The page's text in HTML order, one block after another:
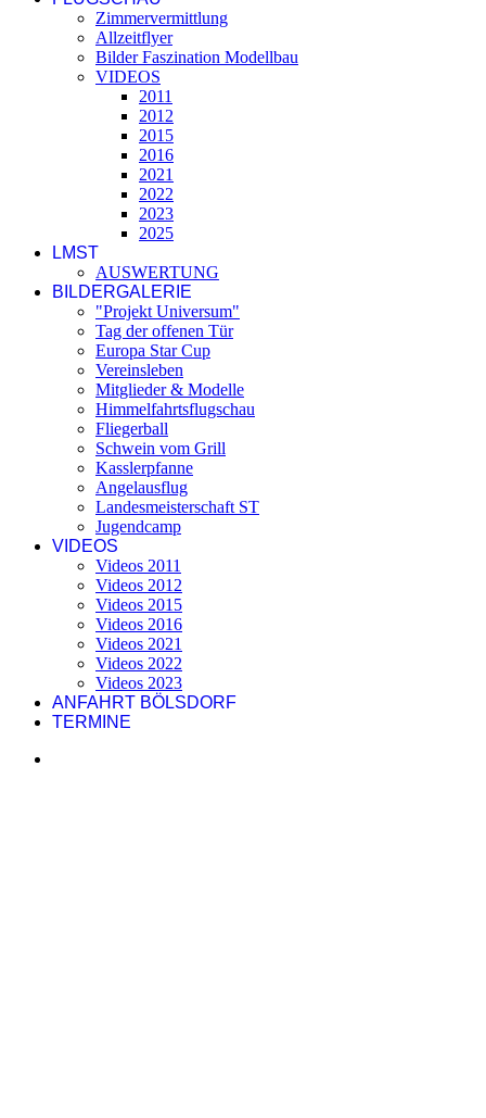
Zimmervermittlung
Allzeitflyer
Bilder Faszination Modellbau
VIDEOS
2011
2012
2015
2016
2021
2022
2023
2025
LMST
AUSWERTUNG
BILDERGALERIE
"Projekt Universum"
Tag der offenen Tür
Europa Star Cup
Vereinsleben
Mitglieder & Modelle
Himmelfahrtsflugschau
Fliegerball
Schwein vom Grill
Kasslerpfanne
Angelausflug
Landesmeisterschaft ST
Jugendcamp
VIDEOS
Videos 2011
Videos 2012
Videos 2015
Videos 2016
Videos 2021
Videos 2022
Videos 2023
ANFAHRT BÖLSDORF
TERMINE